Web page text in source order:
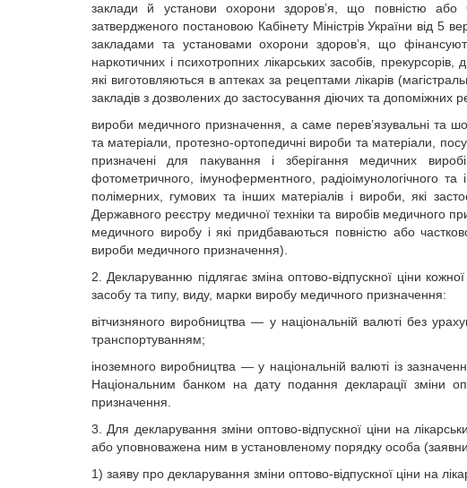
заклади й установи охорони здоров’я, що повністю або
затвердженого постановою Кабінету Міністрів України від 5
закладами та установами охорони здоров’я, що
наркотичних і психотропних лікарських засобів,
які виготовляються в аптеках за рецептами лікарів
закладів з дозволених до застосування діючих та допоміжних
вироби медичного призначення, а саме перев’язувальні та
та матеріали, протезно-ортопедичні вироби та матеріали,
призначені для пакування і зберігання медичних
фотометричного, імуноферментного, радіоімунологічного та
полімерних, гумових та інших матеріалів і вироби, які
Державного реєстру медичної техніки та виробів медичного
медичного виробу і які придбаваються повністю або
вироби медичного призначення).
2. Декларуванню підлягає зміна оптово-відпускної ціни
засобу та типу, виду, марки виробу медичного призначення:
вітчизняного виробництва — у національній валюті без
транспортуванням;
іноземного виробництва — у національній валюті із
Національним банком на дату подання декларації зміни
призначення.
3. Для декларування зміни оптово-відпускної ціни на
або уповноважена ним в установленому порядку особа
1) заяву про декларування зміни оптово-відпускної ціни на